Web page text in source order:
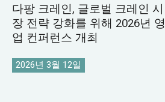
다팡 크레인, 글로벌 크레인 시
장 전략 강화를 위해 2026년 영
업 컨퍼런스 개최
2026년 3월 12일